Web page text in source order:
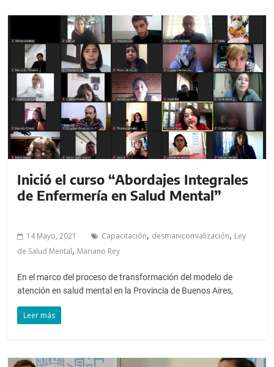
Inició el curso “Abordajes Integrales
de Enfermería en Salud Mental”
14 Mayo, 2021 Capacitación, desmanicomialización, Ley
de Salud Mental, Mariano Rey
En el marco del proceso de transformación del modelo de
atención en salud mental en la Provincia de Buenos Aires,
Leer más